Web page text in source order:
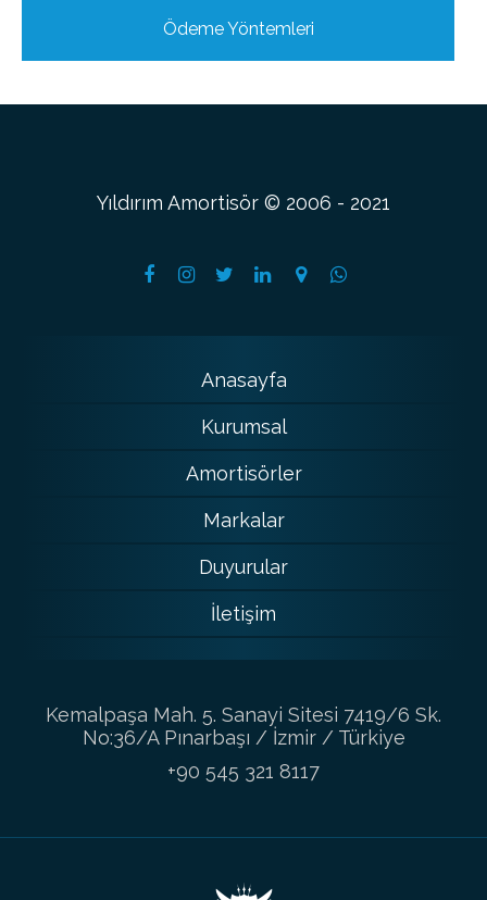
Ödeme Yöntemleri
Yıldırım Amortisör © 2006 - 2021
Anasayfa
Kurumsal
Amortisörler
Markalar
Duyurular
İletişim
Kemalpaşa Mah. 5. Sanayi Sitesi 7419/6 Sk.
No:36/A Pınarbaşı / İzmir / Türkiye
+90 545 321 8117